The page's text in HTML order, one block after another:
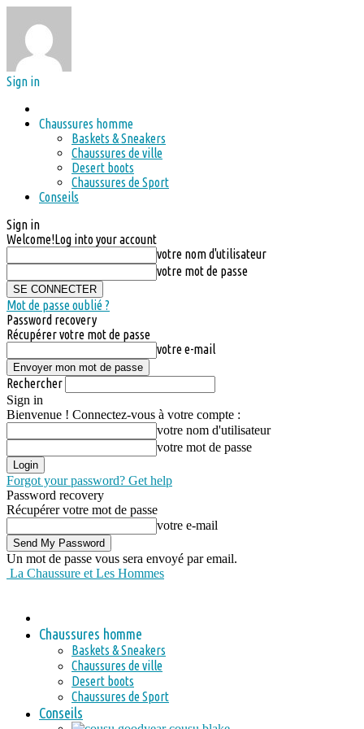
Sign in
Chaussures homme
Baskets & Sneakers
Chaussures de ville
Desert boots
Chaussures de Sport
Conseils
Sign in
Welcome!Log into your account
votre nom d'utilisateur
votre mot de passe
Mot de passe oublié ?
Password recovery
Récupérer votre mot de passe
votre e-mail
Rechercher
Sign in
Bienvenue ! Connectez-vous à votre compte :
votre nom d'utilisateur
votre mot de passe
Forgot your password? Get help
Password recovery
Récupérer votre mot de passe
votre e-mail
Un mot de passe vous sera envoyé par email.
La Chaussure et Les Hommes
Chaussures homme
Baskets & Sneakers
Chaussures de ville
Desert boots
Chaussures de Sport
Conseils